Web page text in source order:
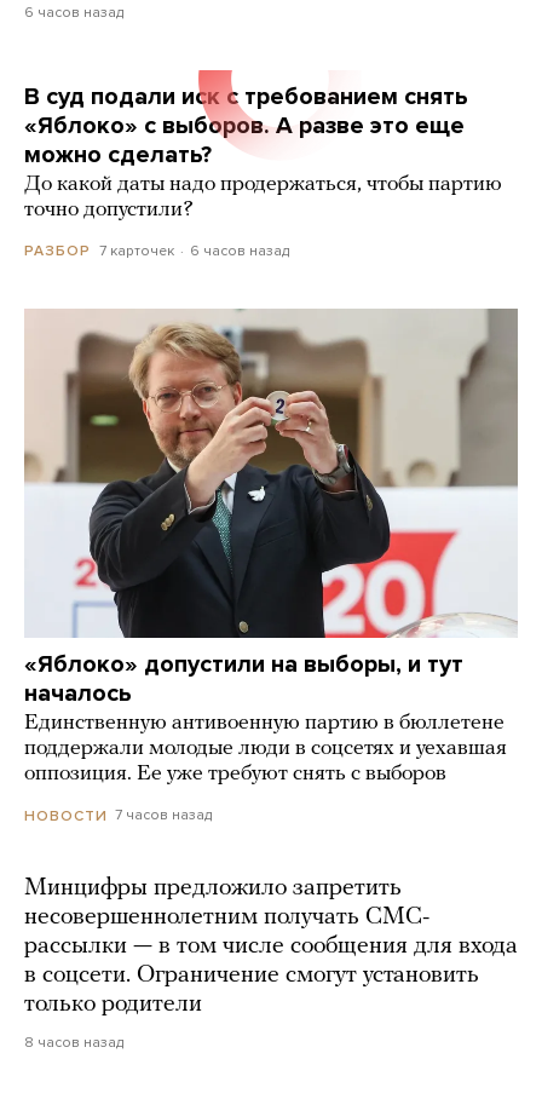
6 часов назад
В суд подали иск с требованием снять
«Яблоко» с выборов. А разве это еще
можно сделать?
До какой даты надо продержаться, чтобы партию
точно допустили?
РАЗБОР 7 карточек 6 часов назад
«Яблоко» допустили на выборы, и тут
началось
Единственную антивоенную партию в бюллетене
поддержали молодые люди в соцсетях и уехавшая
оппозиция. Ее уже требуют снять с выборов
НОВОСТИ 7 часов назад
Минцифры предложило запретить
несовершеннолетним получать СМС-
рассылки — в том числе сообщения для входа
в соцсети. Ограничение смогут установить
только родители
8 часов назад